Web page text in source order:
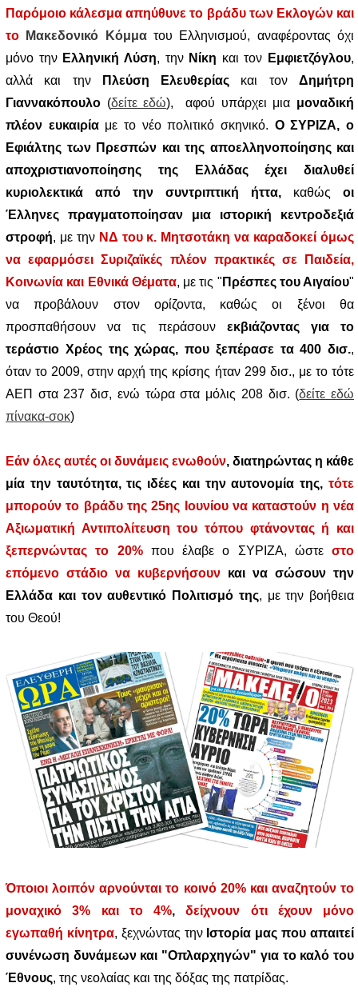
Παρόμοιο κάλεσμα απηύθυνε το βράδυ των Εκλογών και
το
Μακεδονικό Κόμμα του Ελληνισμού, αναφέροντας όχι
μόνο την Ελληνική Λύση, την Νίκη και τον Εμφιετζόγλου,
αλλά και την
Πλεύση Ελευθερίας και τονΔημήτρη
Γιαννακόπουλο (δείτε εδώ), αφού υπάρχει μια μοναδική
πλέον ευκαιρίαμε το νέο πολιτικό σκηνικό. Ο ΣΥΡΙΖΑ, ο
Εφιάλτης των Πρεσπών και της αποελληνοποίησης και
αποχριστιανοποίησης της Ελλάδας έχει διαλυθεί
κυριολεκτικά από την συντριπτική ήττα, καθώς οι
Έλληνες πραγματοποίησαν μια ιστορική κεντροδεξιά
στροφή, με την ΝΔ του κ. Μητσοτάκη να καραδοκεί όμως
να εφαρμόσει Συριζαϊκές πλέον πρακτικές σε Παιδεία,
Κοινωνία και Εθνικά Θέματα, με τις " Πρέσπες του Αιγαίου"
να προβάλουν στον ορίζοντα, καθώς οι ξένοι θα
προσπαθήσουν να τις περάσουνεκβιάζοντας για το
τεράστιο Χρέος της χώρας, που ξεπέρασε τα 400 δισ.,
όταν το 2009, στην αρχή της κρίσης ήταν 299 δισ., με το τότε
ΑΕΠ στα 237 δισ, ενώ τώρα στα μόλις 208 δισ. (δείτε εδώ
πίνακα-σοκ)
Εάν όλες αυτές οι δυνάμεις ενωθούν, διατηρώντας η κάθε
μία την ταυτότητα, τις ιδέες και την αυτονομία της, τότε
μπορούν το βράδυ της 25ης Ιουνίου να καταστούν η νέα
Αξιωματική Αντιπολίτευση του τόπου φτάνοντας ή και
ξεπερνώντας το 20%
που έλαβε ο ΣΥΡΙΖΑ, ώστε στο
επόμενο στάδιο να κυβερνήσουν και να σώσουν την
Ελλάδα και τον αυθεντικό Πολιτισμό της, με την βοήθεια
του Θεού!
Όποιοι λοιπόν αρνούνται το κοινό 20% και αναζητούν το
μοναχικό 3% και το 4%,δείχνουν ότι έχουν μόνο
εγωπαθή κίνητρα, ξεχνώντας την Ιστορία μας που απαιτεί
συνένωση δυνάμεων και "Οπλαρχηγών" για το καλό του
Έθνους, της νεολαίας και της δόξας της πατρίδας.